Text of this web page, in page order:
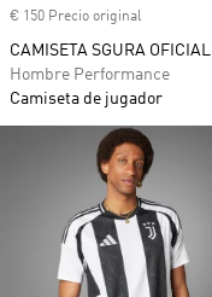
€ 150 Precio original
CAMISETA SGURA OFICIAL
Hombre Performance
Camiseta de jugador